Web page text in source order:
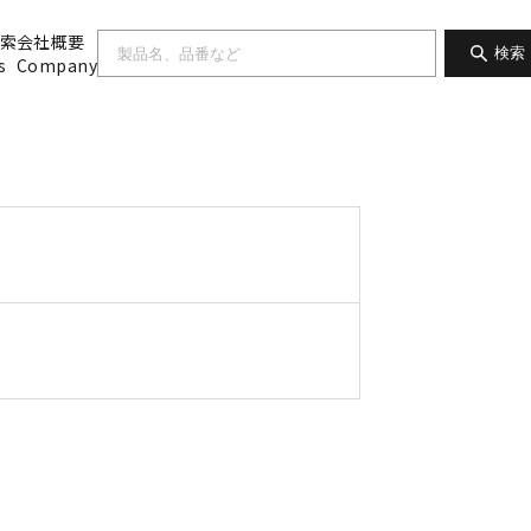
会社概要
Company
検索